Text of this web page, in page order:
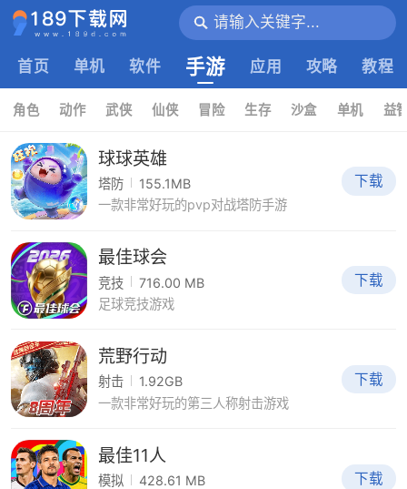
首页 单机 软件 手游 应用 攻略 教程
角色 动作 武侠 仙侠 冒险 生存 沙盒 单机 益
球球英雄
塔防
155.1MB
一款非常好玩的pvp对战塔防手游
下载
最佳球会
竞技
716.00 MB
足球竞技游戏
下载
荒野行动
射击
1.92GB
一款非常好玩的第三人称射击游戏
下载
最佳11人
模拟
428.61 MB
下载